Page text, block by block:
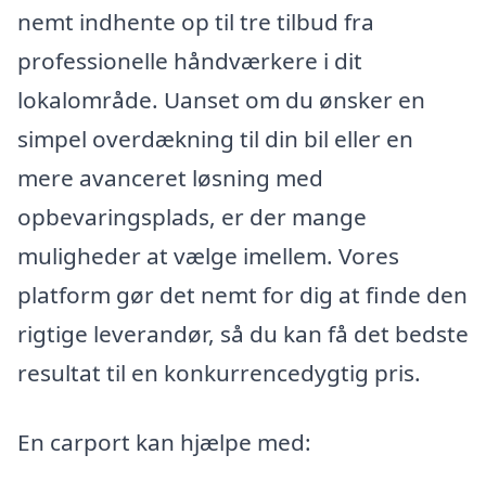
nemt indhente op til tre tilbud fra
professionelle håndværkere i dit
lokalområde. Uanset om du ønsker en
simpel overdækning til din bil eller en
mere avanceret løsning med
opbevaringsplads, er der mange
muligheder at vælge imellem. Vores
platform gør det nemt for dig at finde den
rigtige leverandør, så du kan få det bedste
resultat til en konkurrencedygtig pris.
En carport kan hjælpe med: